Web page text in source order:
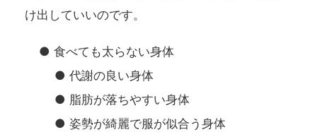
け出していいのです。
● 食べても太らない身体
● 代謝の良い身体
● 脂肪が落ちやすい身体
● 姿勢が綺麗で服が似合う身体